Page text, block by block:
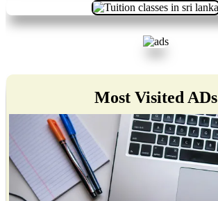
Most Visited ADs